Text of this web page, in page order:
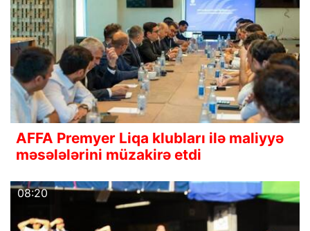
AFFA Premyer Liqa klubları ilə maliyyə
məsələlərini müzakirə etdi
08:20